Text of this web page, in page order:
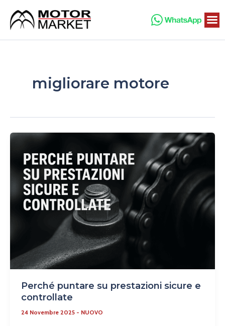
contenuto
migliorare motore
Perché puntare su prestazioni sicure e
controllate
24 Novembre 2025 - NUOVO
Perché
su
prestazioni
sicure
e
controllate